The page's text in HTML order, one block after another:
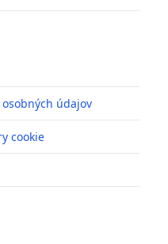
údajov
cookie